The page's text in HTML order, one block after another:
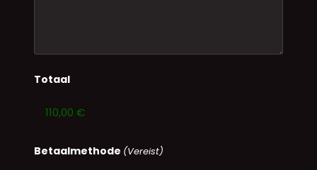
Totaal
Betaalmethode (Vereist)